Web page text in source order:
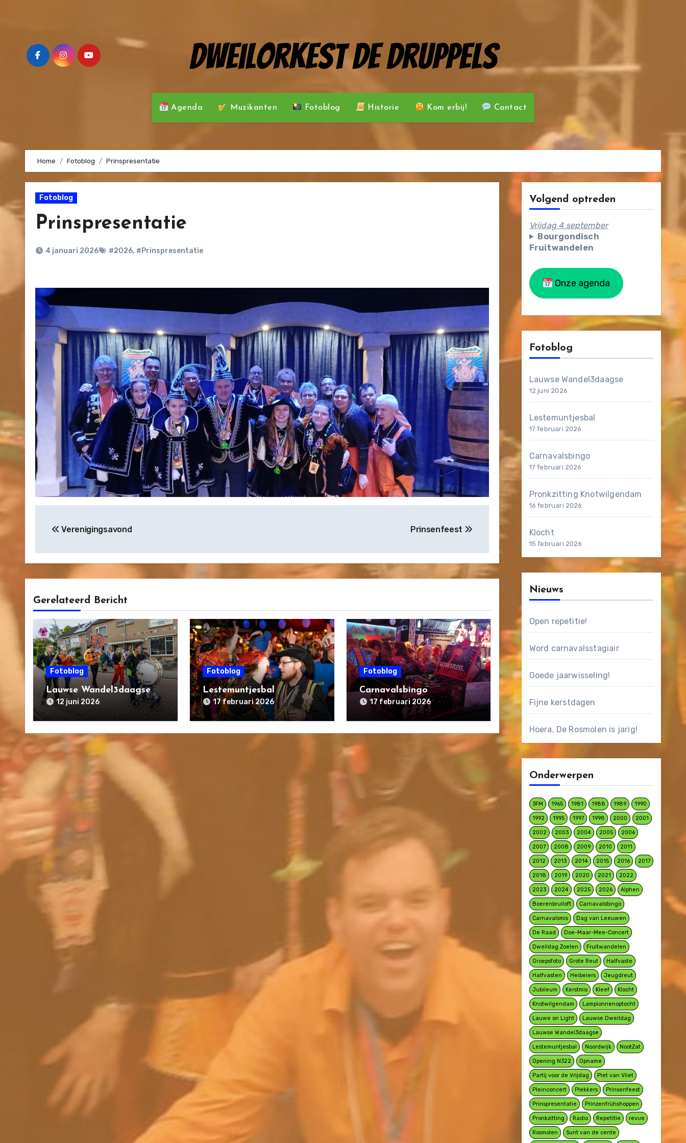
Dweilorkest De Druppels
Agenda Muzikanten Fotoblog Historie Kom erbij! Contact
Home Fotoblog Prinspresentatie
Fotoblog
Prinspresentatie
4 januari 2026 #2026, #Prinspresentatie
navigatie
Verenigingsavond Prinsenfeest
Gerelateerd Bericht
Fotoblog
Lauwse Wandel3daagse
12 juni 2026
Fotoblog
Lestemuntjesbal
17 februari 2026
Fotoblog
Carnavalsbingo
17 februari 2026
Volgend optreden
Vrijdag 4 september
Bourgondisch
Fruitwandelen
Onze agenda
Fotoblog
Lauwse Wandel3daagse
12 juni 2026
Lestemuntjesbal
17 februari 2026
Carnavalsbingo
17 februari 2026
Pronkzitting Knotwilgendam
16 februari 2026
Klocht
15 februari 2026
Nieuws
Open repetitie!
Word carnavalsstagiair
Goede jaarwisseling!
Fijne kerstdagen
Hoera, De Rosmolen is jarig!
Onderwerpen
3FM 1965 1981 1988 1989 1990
1992 1995 1997 1998 2000 2001
2002 2003 2004 2005 2006
2007 2008 2009 2010 2011
2012 2013 2014 2015 2016 2017
2018 2019 2020 2021 2022
2023 2024 2025 2026 Alphen
Boerenbruiloft Carnavalsbingo
Carnavalsmis Dag van Leeuwen
De Raad Doe-Maar-Mee-Concert
Dweildag Zoelen Fruitwandelen
Groepsfoto Grote Reut Halfvaste
Halfvasten Heibeiers Jeugdreut
Jubileum Kerstmis Kleef Klocht
Knotwilgendam Lampionnenoptocht
Lauwe on Light Lauwse Dweildag
Lauwse Wandel3daagse
Lestemuntjesbal Noordwijk NootZat
Opening N322 Opname
Partij voor de Vrijdag Piet van Vliet
Pleinconcert Plekkers Prinsenfeest
Prinspresentatie Prinzenfrühshoppen
Pronkzitting Radio Repetitie revue
Rosmolen Sunt van de cente